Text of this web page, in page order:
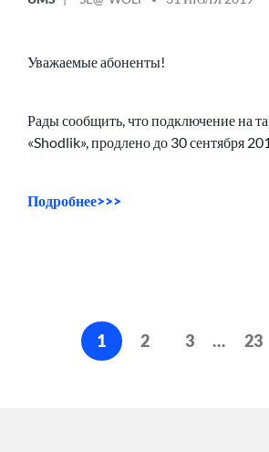
В
ОТ
Уважаемые абоненты!
Рады сообщить, что подключение на
«Shodlik», продлено до 30 сентября
Подробнее>>>
1 2 3 … 23